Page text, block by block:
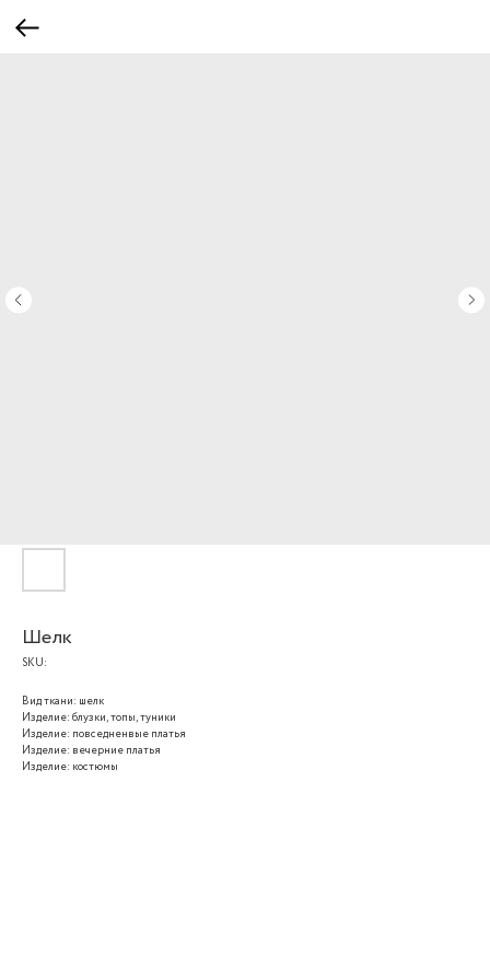
Шелк
SKU:
Вид ткани: шелк
Изделие: блузки, топы, туники
Изделие: повседненвые платья
Изделие: вечерние платья
Изделие: костюмы